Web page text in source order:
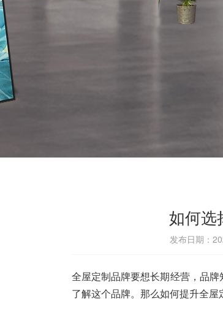
如何选
发布日期：
全屋定制品牌要想长期经营，品
了解这个品牌。那么如何提升全